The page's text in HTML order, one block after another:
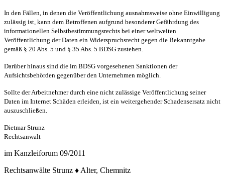
In den Fällen, in denen die Veröffentlichung ausnahmsweise ohne Einwilligung
zulässig ist, kann dem Betroffenen aufgrund besonderer Gefährdung des
informationellen Selbstbestimmungsrechts bei einer weltweiten
Veröffentlichung der Daten ein Widerspruchsrecht gegen die Bekanntgabe
gemäß § 20 Abs. 5 und § 35 Abs. 5 BDSG zustehen.
Darüber hinaus sind die im BDSG vorgesehenen Sanktionen der
Aufsichtsbehörden gegenüber den Unternehmen möglich.
Sollte der Arbeitnehmer durch eine nicht zulässige Veröffentlichung seiner
Daten im Internet Schäden erleiden, ist ein weitergehender Schadensersatz nicht
auszuschließen.
Dietmar Strunz
Rechtsanwalt
im Kanzleiforum 09/2011
Rechtsanwälte Strunz ♦ Alter, Chemnitz